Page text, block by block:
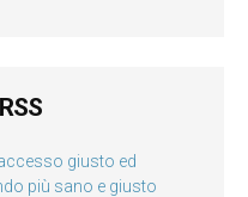
giusto ed
più sano e giusto